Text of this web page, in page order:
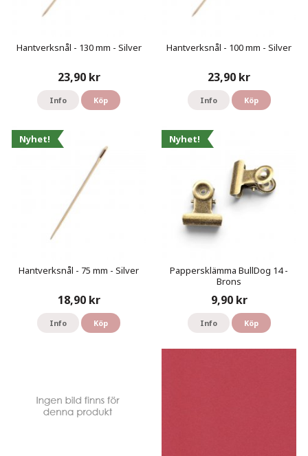
Hantverksnål - 130 mm - Silver
23,90 kr
Info Köp
Hantverksnål - 100 mm - Silver
23,90 kr
Info Köp
Nyhet!
Hantverksnål - 75 mm - Silver
18,90 kr
Info Köp
Nyhet!
Pappersklämma BullDog 14 -
Brons
9,90 kr
Info Köp